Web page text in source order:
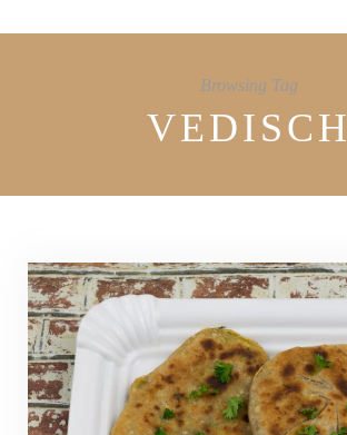
Browsing Tag
VEDISCH